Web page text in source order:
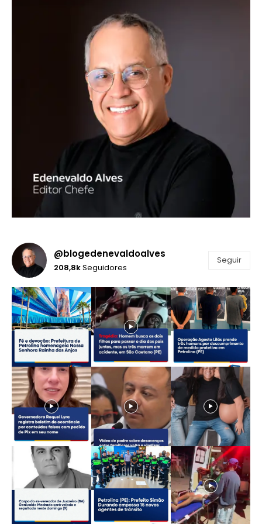
@blogedenevaldoalves
208,8kSeguidores
Seguir